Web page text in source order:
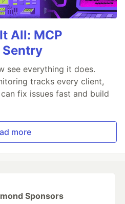
All: MCP
see everything it does.
tracks every client,
fix issues fast and build
more
Sponsors